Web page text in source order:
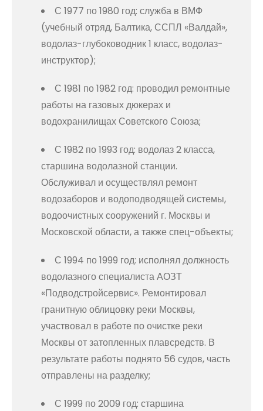
С 1977 по 1980 год: служба в ВМФ
(учебный отряд, Балтика, ССПЛ «Валдай»,
водолаз-глубоководник 1 класс, водолаз-
инструктор);
С 1981 по 1982 год: проводил ремонтные
работы на газовых дюкерах и
водохранилищах Советского Союза;
С 1982 по 1993 год: водолаз 2 класса,
старшина водолазной станции.
Обслуживал и осуществлял ремонт
водозаборов и водоподводящей системы,
водоочистных сооружений г. Москвы и
Московской области, а также спец-объекты;
С 1994 по 1999 год: исполнял должность
водолазного специалиста АОЗТ
«Подводстройсервис». Ремонтировал
гранитную облицовку реки Москвы,
участвовал в работе по очистке реки
Москвы от затопленных плавсредств. В
результате работы поднято 56 судов, часть
отправлены на разделку;
С 1999 по 2009 год: старшина